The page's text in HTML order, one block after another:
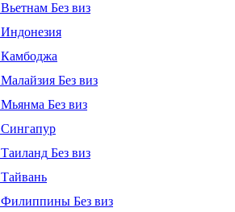
Вьетнам Без виз
Индонезия
Камбоджа
Малайзия Без виз
Мьянма Без виз
Сингапур
Таиланд Без виз
Тайвань
Филиппины Без виз